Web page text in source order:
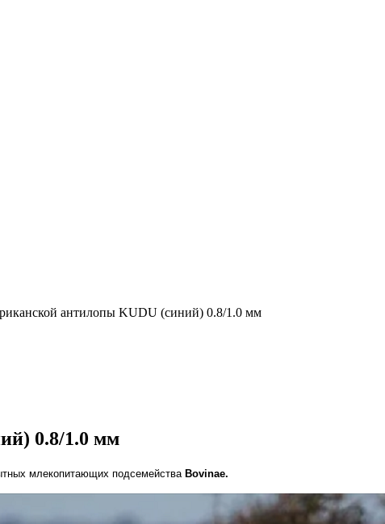
антилопы KUDU (синий) 0.8/1.0 мм
0.8/1.0 мм
млекопитающих подсемейства Bovinae.